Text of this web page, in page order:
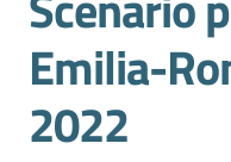
Statistica
Orientamento
Emilia-
2022